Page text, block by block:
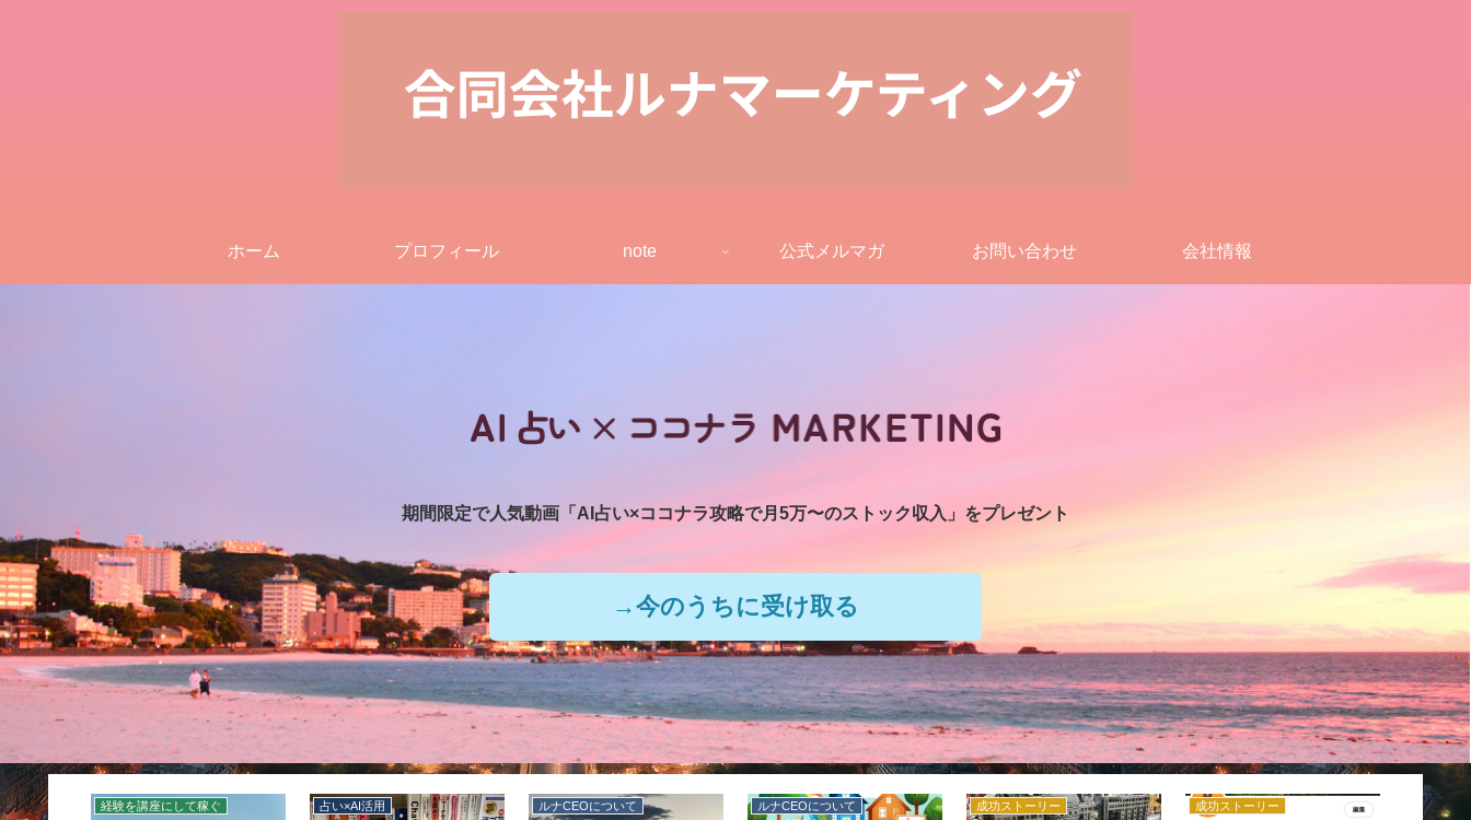
ホーム プロフィール note 公式メルマガ お問い合わせ 会社情報
期間限定で人気動画「AI占い×ココナラ攻略で月5万〜のストック収入」をプレゼント
→今のうちに受け取る
経験を講座にして稼ぐ 占い×AI活用 ルナCEOについて ルナCEOについて 成功ストーリー 成功ストーリー ルナCEO